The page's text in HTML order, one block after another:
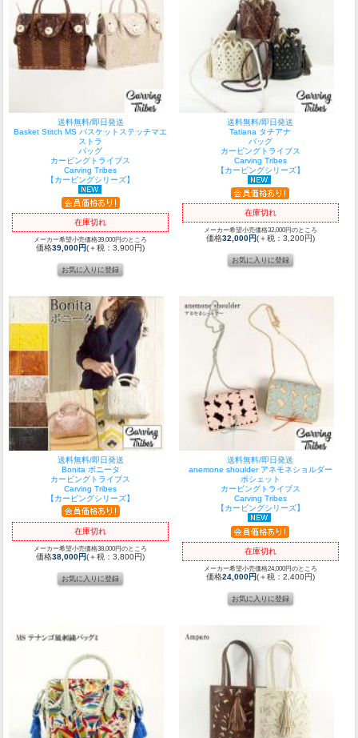
送料無料/即日発送
Basket Stitch MS バスケットステッチマエ
ストラ
バッグ
カービングトライブス
Carving Tribes
【カービングシリーズ】
在庫切れ
メーカー希望小売価格39,000円のところ
価格39,000円(＋税：3,900円)
送料無料/即日発送
Tatiana タチアナ
バッグ
カービングトライブス
Carving Tribes
【カービングシリーズ】
在庫切れ
メーカー希望小売価格32,000円のところ
価格32,000円(＋税：3,200円)
送料無料/即日発送
Bonita ボニータ
カービングトライブス
Carving Tribes
【カービングシリーズ】
在庫切れ
メーカー希望小売価格38,000円のところ
価格38,000円(＋税：3,800円)
送料無料/即日発送
anemone shoulder アネモネショルダー
ポシェット
カービングトライブス
Carving Tribes
【カービングシリーズ】
在庫切れ
メーカー希望小売価格24,000円のところ
価格24,000円(＋税：2,400円)